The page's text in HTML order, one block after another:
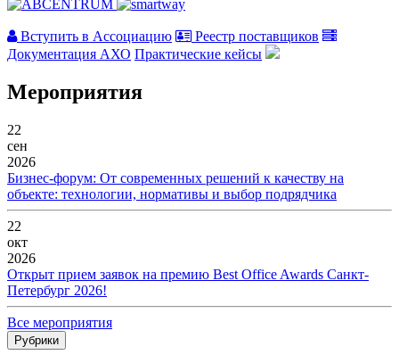
Вступить в Ассоциацию
Реестр поставщиков
Документация АХО Практические кейсы
Мероприятия
22
сен
2026
Бизнес-форум: От современных решений к качеству на
объекте: технологии, нормативы и выбор подрядчика
22
окт
2026
Открыт прием заявок на премию Best Office Awards Санкт-
Петербург 2026!
Все мероприятия
Рубрики